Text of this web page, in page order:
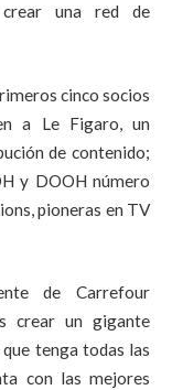
una red de
cinco socios
a Le Figaro, un
de contenido;
y DOOH número
pioneras en TV
de Carrefour
crear un gigante
tenga todas las
con las mejores